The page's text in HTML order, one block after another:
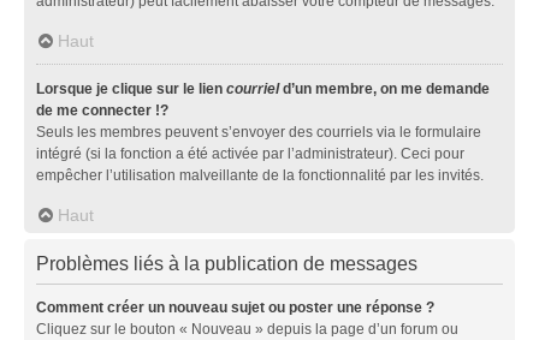
Haut
Lorsque je clique sur le lien courrield’un membre, on me demande
de me connecter !?
Seuls les membres peuvent s’envoyer des courriels via le formulaire
intégré (si la fonction a été activée par l’administrateur). Ceci pour
empêcher l’utilisation malveillante de la fonctionnalité par les invités.
Haut
Problèmes liés à la publication de messages
Comment créer un nouveau sujet ou poster une réponse ?
Cliquez sur le bouton « Nouveau » depuis la page d’un forum ou